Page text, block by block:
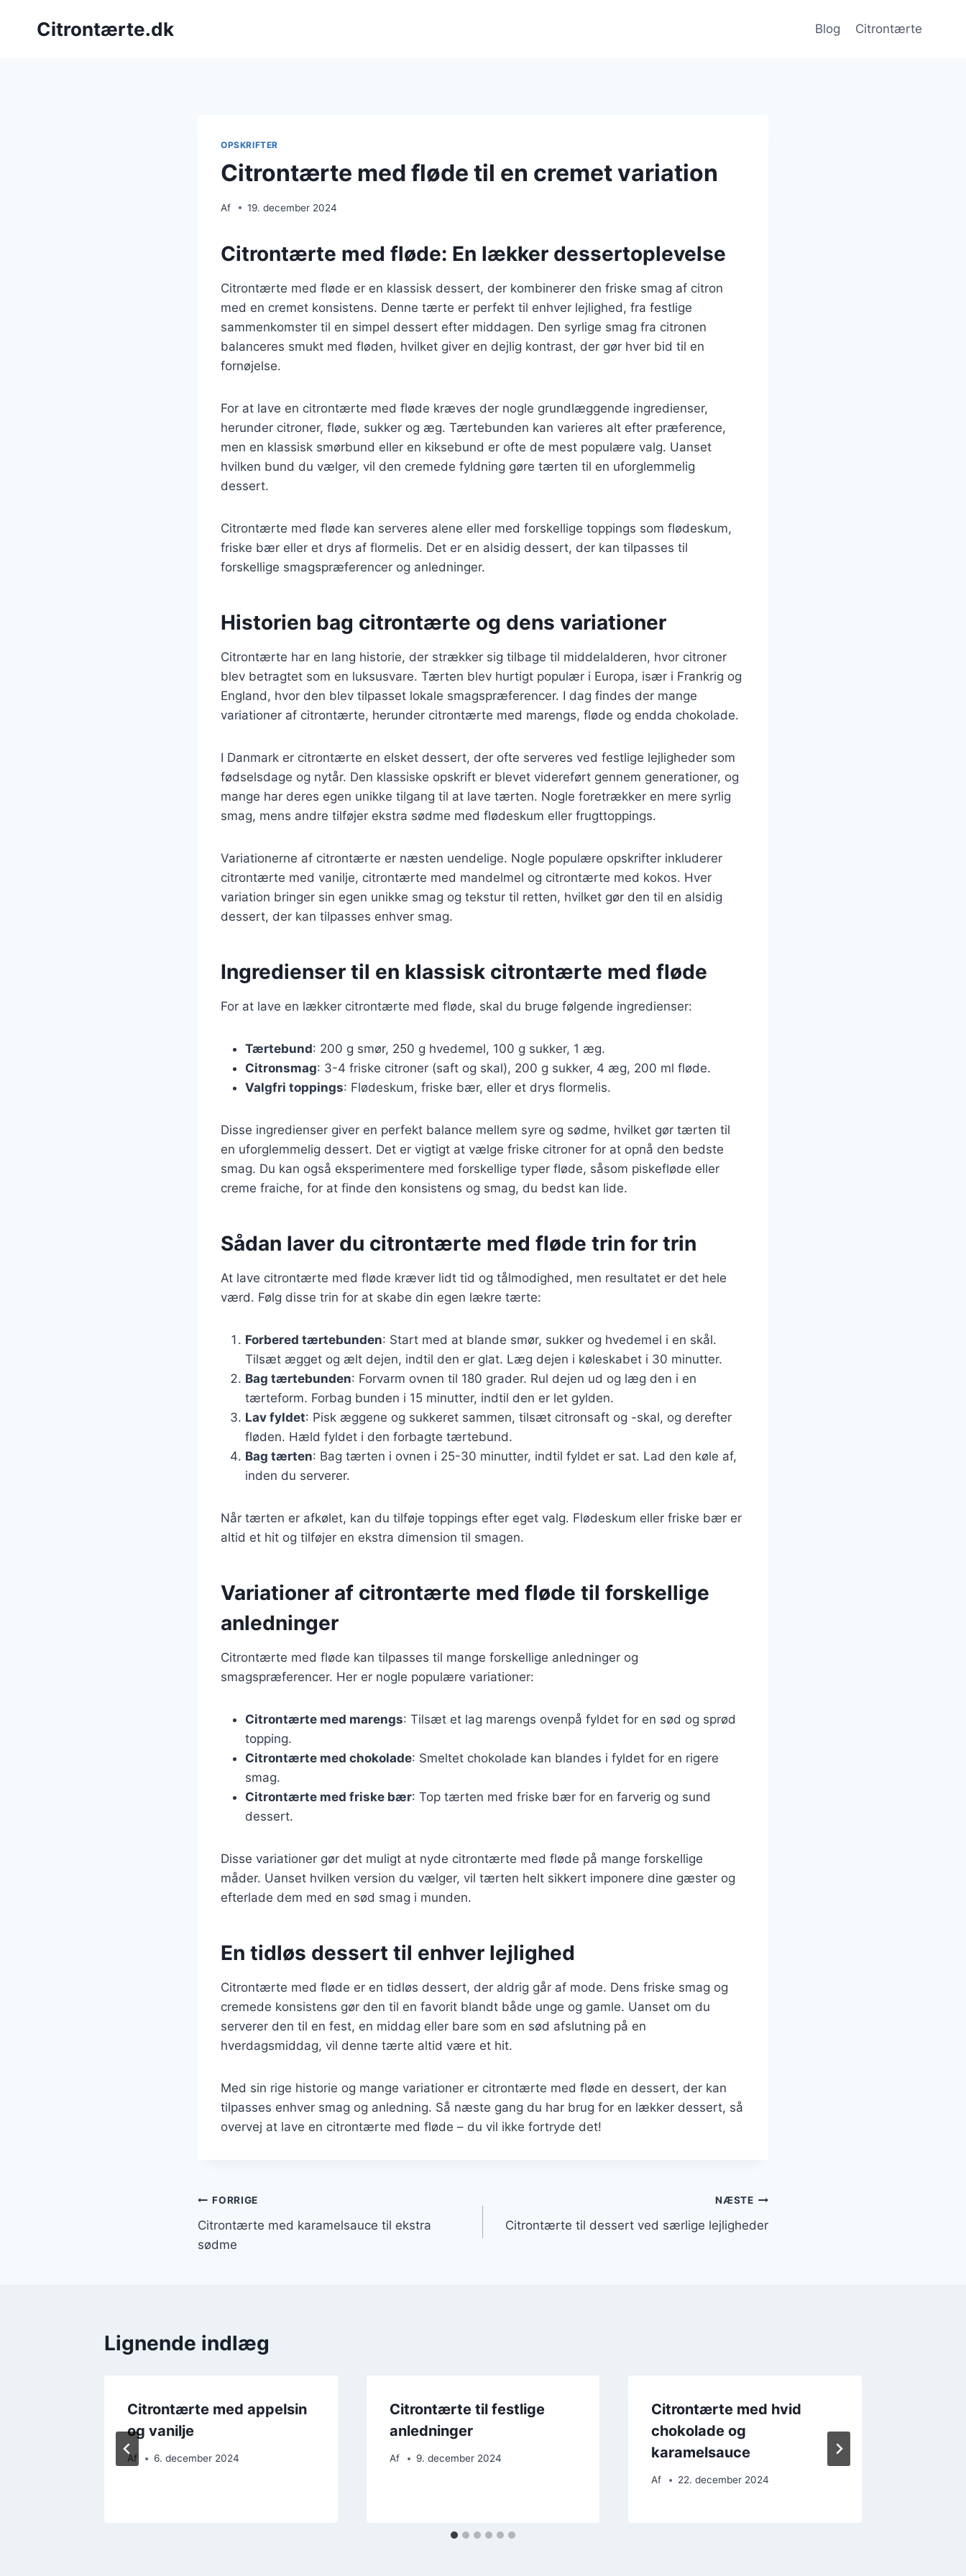
Citrontærte.dk Blog Citrontærte
OPSKRIFTER
Citrontærte med fløde til en cremet variation
Af 19. december 2024
Citrontærte med fløde: En lækker dessertoplevelse
Citrontærte med fløde er en klassisk dessert, der kombinerer den friske smag af citron
med en cremet konsistens. Denne tærte er perfekt til enhver lejlighed, fra festlige
sammenkomster til en simpel dessert efter middagen. Den syrlige smag fra citronen
balanceres smukt med fløden, hvilket giver en dejlig kontrast, der gør hver bid til en
fornøjelse.
For at lave en citrontærte med fløde kræves der nogle grundlæggende ingredienser,
herunder citroner, fløde, sukker og æg. Tærtebunden kan varieres alt efter præference,
men en klassisk smørbund eller en kiksebund er ofte de mest populære valg. Uanset
hvilken bund du vælger, vil den cremede fyldning gøre tærten til en uforglemmelig
dessert.
Citrontærte med fløde kan serveres alene eller med forskellige toppings som flødeskum,
friske bær eller et drys af flormelis. Det er en alsidig dessert, der kan tilpasses til
forskellige smagspræferencer og anledninger.
Historien bag citrontærte og dens variationer
Citrontærte har en lang historie, der strækker sig tilbage til middelalderen, hvor citroner
blev betragtet som en luksusvare. Tærten blev hurtigt populær i Europa, især i Frankrig og
England, hvor den blev tilpasset lokale smagspræferencer. I dag findes der mange
variationer af citrontærte, herunder citrontærte med marengs, fløde og endda chokolade.
I Danmark er citrontærte en elsket dessert, der ofte serveres ved festlige lejligheder som
fødselsdage og nytår. Den klassiske opskrift er blevet videreført gennem generationer, og
mange har deres egen unikke tilgang til at lave tærten. Nogle foretrækker en mere syrlig
smag, mens andre tilføjer ekstra sødme med flødeskum eller frugttoppings.
Variationerne af citrontærte er næsten uendelige. Nogle populære opskrifter inkluderer
citrontærte med vanilje, citrontærte med mandelmel og citrontærte med kokos. Hver
variation bringer sin egen unikke smag og tekstur til retten, hvilket gør den til en alsidig
dessert, der kan tilpasses enhver smag.
Ingredienser til en klassisk citrontærte med fløde
For at lave en lækker citrontærte med fløde, skal du bruge følgende ingredienser:
Tærtebund: 200 g smør, 250 g hvedemel, 100 g sukker, 1 æg.
Citronsmag: 3-4 friske citroner (saft og skal), 200 g sukker, 4 æg, 200 ml fløde.
Valgfri toppings: Flødeskum, friske bær, eller et drys flormelis.
Disse ingredienser giver en perfekt balance mellem syre og sødme, hvilket gør tærten til
en uforglemmelig dessert. Det er vigtigt at vælge friske citroner for at opnå den bedste
smag. Du kan også eksperimentere med forskellige typer fløde, såsom piskefløde eller
creme fraiche, for at finde den konsistens og smag, du bedst kan lide.
Sådan laver du citrontærte med fløde trin for trin
At lave citrontærte med fløde kræver lidt tid og tålmodighed, men resultatet er det hele
værd. Følg disse trin for at skabe din egen lækre tærte:
Forbered tærtebunden: Start med at blande smør, sukker og hvedemel i en skål.
Tilsæt ægget og ælt dejen, indtil den er glat. Læg dejen i køleskabet i 30 minutter.
Bag tærtebunden: Forvarm ovnen til 180 grader. Rul dejen ud og læg den i en
tærteform. Forbag bunden i 15 minutter, indtil den er let gylden.
Lav fyldet: Pisk æggene og sukkeret sammen, tilsæt citronsaft og -skal, og derefter
fløden. Hæld fyldet i den forbagte tærtebund.
Bag tærten: Bag tærten i ovnen i 25-30 minutter, indtil fyldet er sat. Lad den køle af,
inden du serverer.
Når tærten er afkølet, kan du tilføje toppings efter eget valg. Flødeskum eller friske bær er
altid et hit og tilføjer en ekstra dimension til smagen.
Variationer af citrontærte med fløde til forskellige
anledninger
Citrontærte med fløde kan tilpasses til mange forskellige anledninger og
smagspræferencer. Her er nogle populære variationer:
Citrontærte med marengs: Tilsæt et lag marengs ovenpå fyldet for en sød og sprød
topping.
Citrontærte med chokolade: Smeltet chokolade kan blandes i fyldet for en rigere
smag.
Citrontærte med friske bær: Top tærten med friske bær for en farverig og sund
dessert.
Disse variationer gør det muligt at nyde citrontærte med fløde på mange forskellige
måder. Uanset hvilken version du vælger, vil tærten helt sikkert imponere dine gæster og
efterlade dem med en sød smag i munden.
En tidløs dessert til enhver lejlighed
Citrontærte med fløde er en tidløs dessert, der aldrig går af mode. Dens friske smag og
cremede konsistens gør den til en favorit blandt både unge og gamle. Uanset om du
serverer den til en fest, en middag eller bare som en sød afslutning på en
hverdagsmiddag, vil denne tærte altid være et hit.
Med sin rige historie og mange variationer er citrontærte med fløde en dessert, der kan
tilpasses enhver smag og anledning. Så næste gang du har brug for en lækker dessert, så
overvej at lave en citrontærte med fløde – du vil ikke fortryde det!
Indlægsnavigation
FORRIGE
Citrontærte med karamelsauce til ekstra
sødme
NÆSTE
Citrontærte til dessert ved særlige lejligheder
Lignende indlæg
Citrontærte med appelsin
og vanilje
Af 6. december 2024
Citrontærte til festlige
anledninger
Af 9. december 2024
Citrontærte med hvid
chokolade og
karamelsauce
Af 22. december 2024